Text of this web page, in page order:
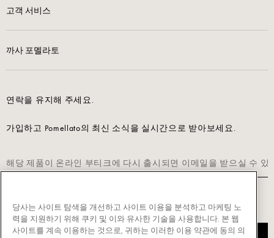
고객 서비스
까사 포멜라토
연락을 유지해 주세요.
가입하고 Pomellato의 최신 소식을 실시간으로 받아보세요.
가입하려면 당사의 개인정보 처리방침을 읽어주세요.
당사는 사이트 탐색을 개선하고 사이트 이용을 분석하고 마케팅 노
력을 지원하기 위해 쿠키 및 이와 유사한 기술을 사용합니다. 본 웹
사이트를 계속 이용하는 것으로, 귀하는 이러한 이용 약관에 동의 의